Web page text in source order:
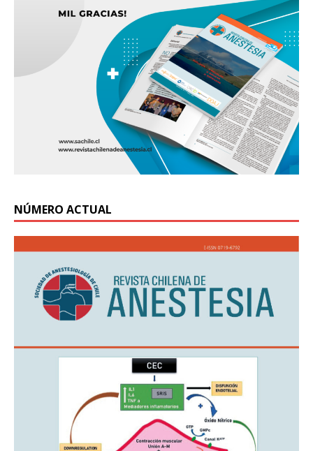
NÚMERO ACTUAL